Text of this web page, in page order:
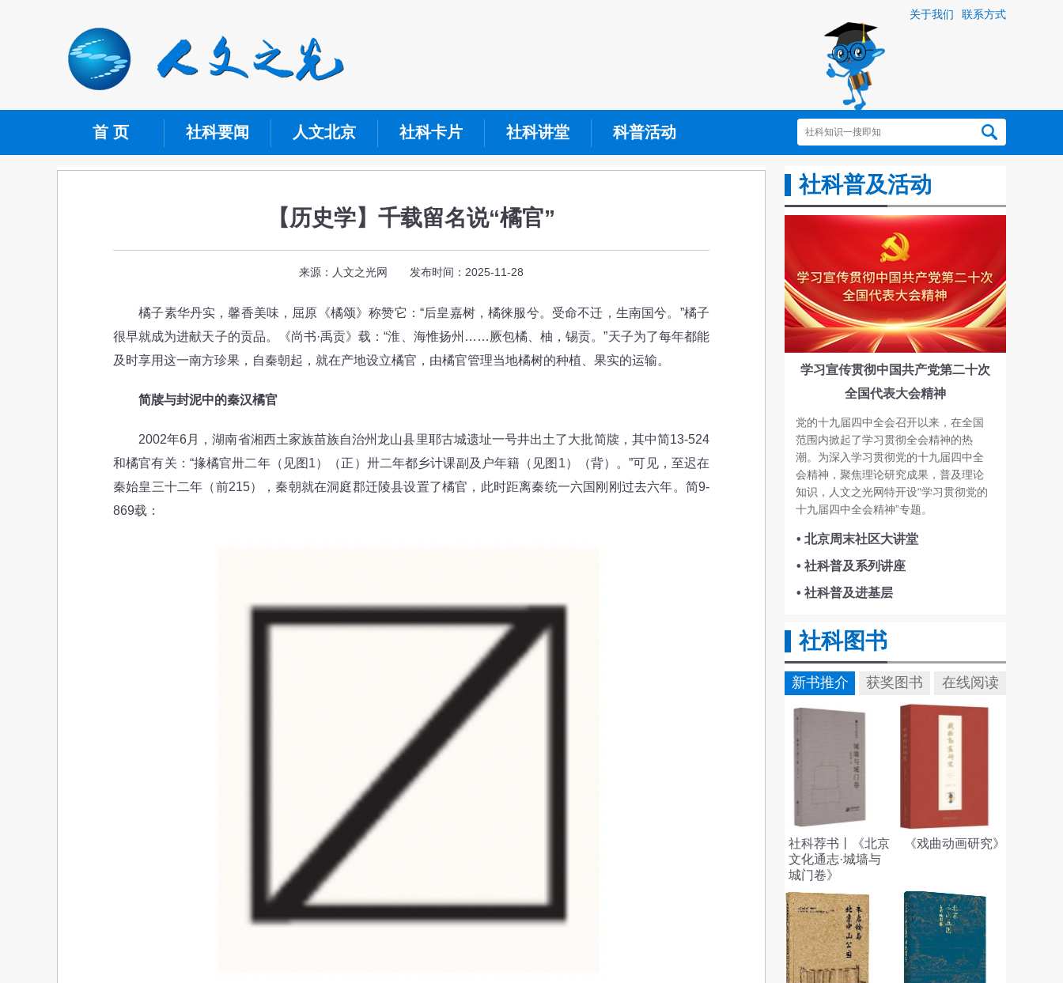
关于我们 联系方式
首 页 社科要闻 人文北京 社科卡片 社科讲堂 科普活动
【历史学】千载留名说“橘官”
来源：人文之光网 发布时间：2025-11-28
橘子素华丹实，馨香美味，屈原《橘颂》称赞它：“后皇嘉树，橘徕服兮。受命不迁，生南国兮。”橘子
很早就成为进献天子的贡品。《尚书·禹贡》载：“淮、海惟扬州……厥包橘、柚，锡贡。”天子为了每年都能
及时享用这一南方珍果，自秦朝起，就在产地设立橘官，由橘官管理当地橘树的种植、果实的运输。
简牍与封泥中的秦汉橘官
2002年6月，湖南省湘西土家族苗族自治州龙山县里耶古城遗址一号井出土了大批简牍，其中简13-524
和橘官有关：“掾橘官卅二年（见图1）（正）卅二年都乡计课副及户年籍（见图1）（背）。”可见，至迟在
秦始皇三十二年（前215），秦朝就在洞庭郡迁陵县设置了橘官，此时距离秦统一六国刚刚过去六年。简9-
869载：
社科普及活动
学习宣传贯彻中国共产党第二十次
全国代表大会精神
党的十九届四中全会召开以来，在全国
范围内掀起了学习贯彻全会精神的热
潮。为深入学习贯彻党的十九届四中全
会精神，聚焦理论研究成果，普及理论
知识，人文之光网特开设“学习贯彻党的
十九届四中全会精神”专题。
• 北京周末社区大讲堂
• 社科普及系列讲座
• 社科普及进基层
社科图书
新书推介 获奖图书 在线阅读
社科荐书丨《北京
文化通志·城墙与
城门卷》
《戏曲动画研究》